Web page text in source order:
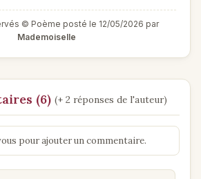
© Poème posté le 12/05/2026 par
Mademoiselle
(6) (+ 2 réponses de l'auteur)
pour ajouter un commentaire.